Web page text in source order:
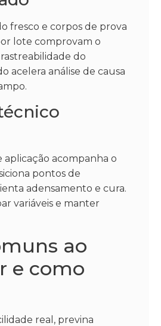
fresco e corpos de prova
lote comprovam o
do
acelera análise de causa
aplicação acompanha o
pontos de
adensamento e cura.
variáveis e manter
ao
e como
real, previna